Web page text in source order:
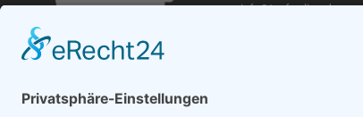
info@topf-online.de